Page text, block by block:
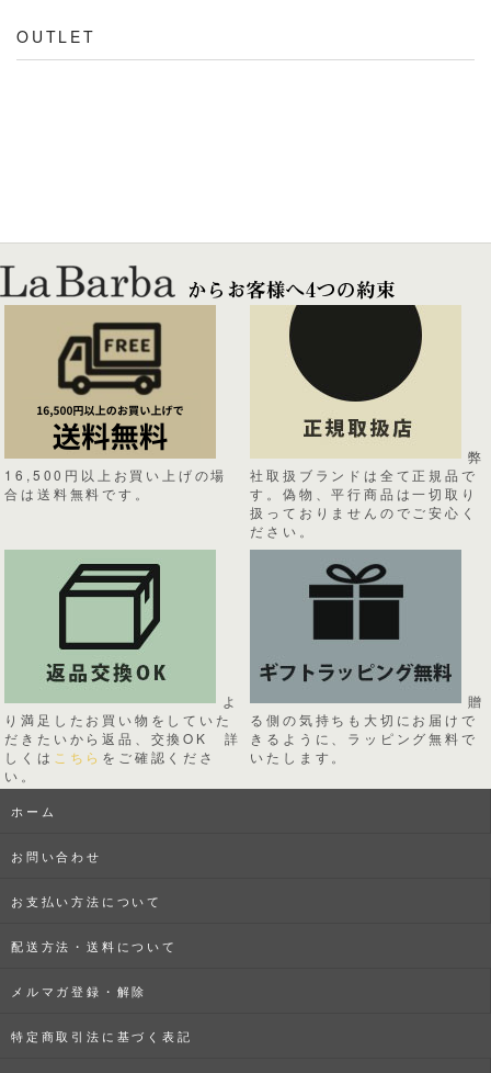
OUTLET
16,500円以上お買い上げの場
合は送料無料です。
弊
社取扱ブランドは全て正規品で
す。偽物、平行商品は一切取り
扱っておりませんのでご安心く
ださい。
よ
り満足したお買い物をしていた
だきたいから返品、交換OK 詳
しくは こちら をご確認くださ
い。
贈
る側の気持ちも大切にお届けで
きるように、ラッピング無料で
いたします。
ホーム
お問い合わせ
お支払い方法について
配送方法・送料について
メルマガ登録・解除
特定商取引法に基づく表記